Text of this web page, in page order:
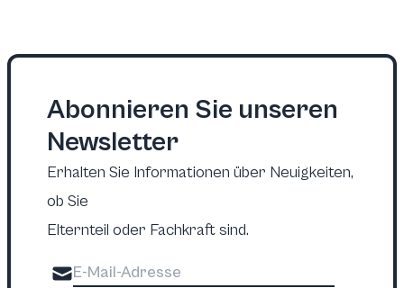
Abonnieren Sie unseren
Newsletter
Erhalten Sie Informationen über Neuigkeiten,
ob Sie
Elternteil oder Fachkraft sind.